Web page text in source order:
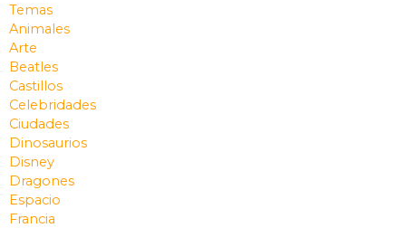
Temas
Animales
Arte
Beatles
Castillos
Celebridades
Ciudades
Dinosaurios
Disney
Dragones
Espacio
Francia